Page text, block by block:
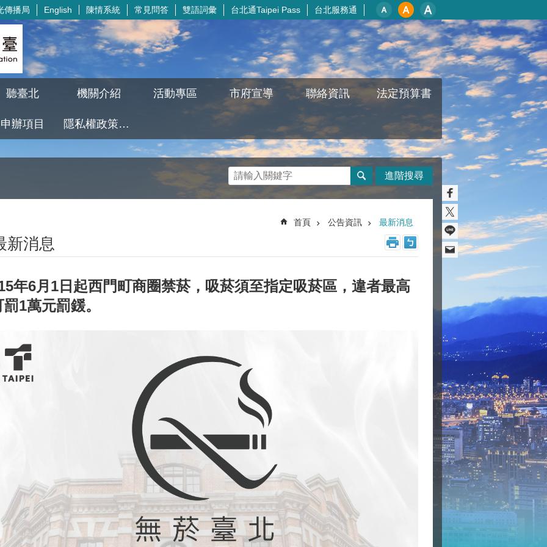
傳播局 English 陳情系統 常見問答 雙語詞彙 台北通Taipei Pass 台北服務通
聽臺北 機關介紹 活動專區 市府宣導 聯絡資訊 法定預算書
申辦項目 隱私權政策及資訊安全政策
進階搜尋
首頁 公告資訊 最新消息
新消息
年6月1日起西門町商圈禁菸，吸菸須至指定吸菸區，違者最高
罰1萬元罰鍰。